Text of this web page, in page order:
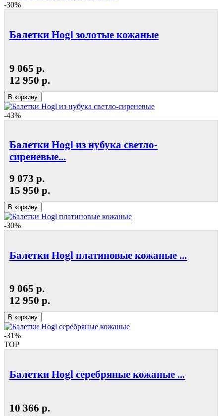
-30%
Балетки Hogl золотые кожаные
9 065 р.
12 950 р.
В корзину
-43%
Балетки Hogl из нубука светло-
сиреневые...
9 073 р.
15 950 р.
В корзину
-30%
Балетки Hogl платиновые кожаные ...
9 065 р.
12 950 р.
В корзину
-31%
TOP
Балетки Hogl серебряные кожаные ...
10 366 р.